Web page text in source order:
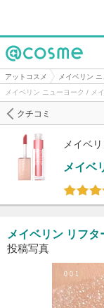
@cosme
アットコスメ メイベリン
メイベリン ニューヨーク / メ
クチコミ
メイベ
メイベ
メイベリン リフタ
投稿写真